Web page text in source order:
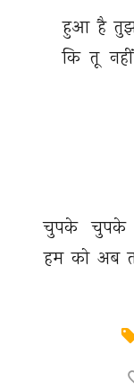
हुआ है
कि तू नहीं
चुपके चुपके
हम को अब